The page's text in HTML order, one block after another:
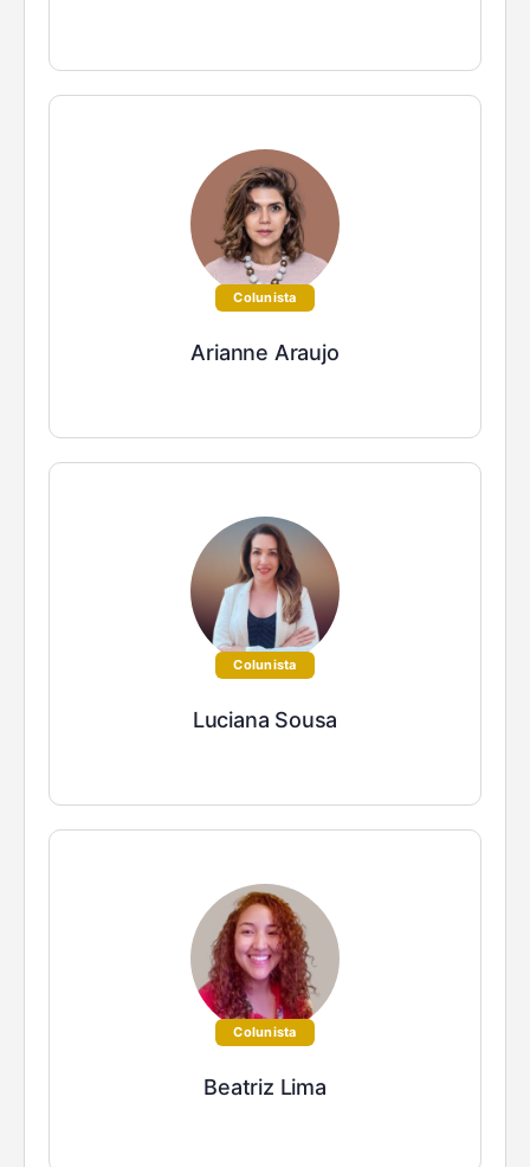
Colunista
Arianne Araujo
Colunista
Luciana Sousa
Colunista
Beatriz Lima